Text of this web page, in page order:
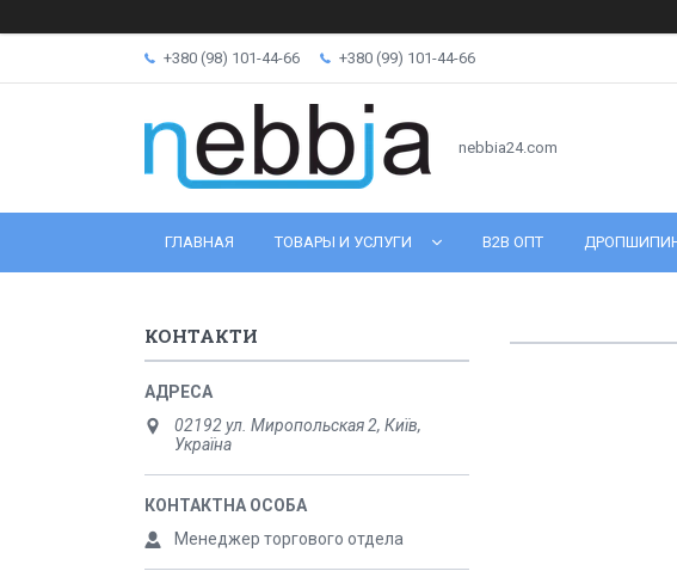
+380 (98) 101-44-66 +380 (99) 101-44-66
nebbia24.com
ГЛАВНАЯ ТОВАРЫ И УСЛУГИ B2B ОПТ
КОНТАКТИ
02192 ул. Миропольская 2, Київ,
Україна
Менеджер торгового отдела